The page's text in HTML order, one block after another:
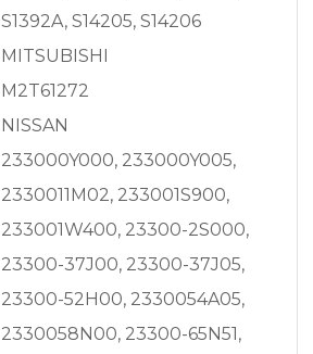
S1392A, S14205, S14206
MITSUBISHI
M2T61272
NISSAN
233000Y000, 233000Y005,
2330011M02, 233001S900,
233001W400, 23300-2S000,
23300-37J00, 23300-37J05,
23300-52H00, 2330054A05,
2330058N00, 23300-65N51,